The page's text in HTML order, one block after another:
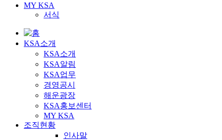
MY KSA
서식
KSA소개
KSA소개
KSA알림
KSA업무
경영공시
해운광장
KSA홍보센터
MY KSA
조직현황
인사말